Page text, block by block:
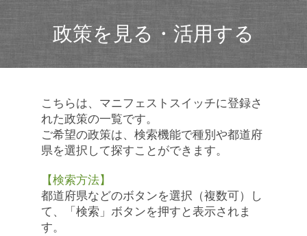
政策を見る・活用する
こちらは、マニフェストスイッチに登録さ
れた政策の一覧です。
ご希望の政策は、検索機能で種別や都道府
県を選択して探すことができます。
【検索方法】
都道府県などのボタンを選択（複数可）し
て、「検索」ボタンを押すと表示されま
す。